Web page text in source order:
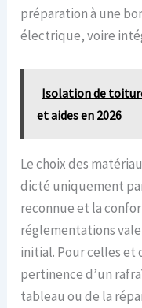
préparation à une
électrique, voire
Isolation de
et aides en 2026
Le choix des
dicté uniquement
reconnue et la
réglementations
initial. Pour celles et
pertinence d’un
tableau ou de la